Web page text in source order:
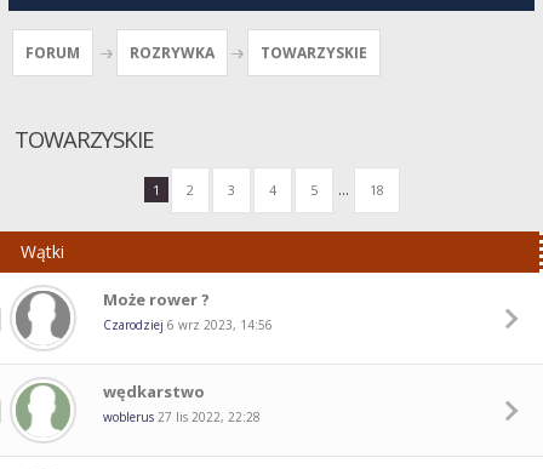
FORUM ROZRYWKA TOWARZYSKIE
TOWARZYSKIE
1 2 3 4 5 ... 18
Wątki
Może rower ?
Czarodziej 6 wrz 2023, 14:56
wędkarstwo
woblerus 27 lis 2022, 22:28